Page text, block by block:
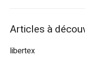
Articles à
libertex